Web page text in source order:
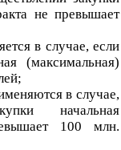
не превышает
в случае, если
(максимальная)
в случае,
начальная
100 млн.